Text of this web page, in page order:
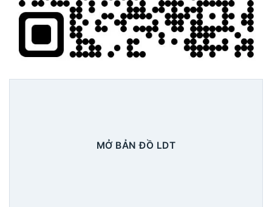
MỞ BẢN ĐỒ LDT